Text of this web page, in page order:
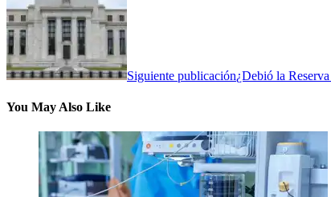
Siguiente publicación¿Debió la
You May Also Like